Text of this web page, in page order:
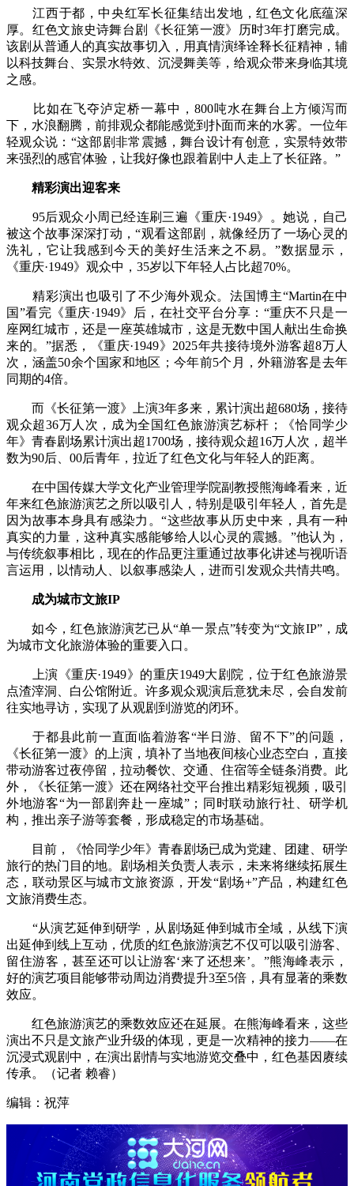
江西于都，中央红军长征集结出发地，红色文化底蕴深
厚。红色文旅史诗舞台剧《长征第一渡》历时3年打磨完成。
该剧从普通人的真实故事切入，用真情演绎诠释长征精神，辅
以科技舞台、实景水特效、沉浸舞美等，给观众带来身临其境
之感。
比如在飞夺泸定桥一幕中，800吨水在舞台上方倾泻而
下，水浪翻腾，前排观众都能感觉到扑面而来的水雾。一位年
轻观众说：“这部剧非常震撼，舞台设计有创意，实景特效带
来强烈的感官体验，让我好像也跟着剧中人走上了长征路。”
精彩演出迎客来
95后观众小周已经连刷三遍《重庆·1949》。她说，自己
被这个故事深深打动，“观看这部剧，就像经历了一场心灵的
洗礼，它让我感到今天的美好生活来之不易。”数据显示，
《重庆·1949》观众中，35岁以下年轻人占比超70%。
精彩演出也吸引了不少海外观众。法国博主“Martin在中
国”看完《重庆·1949》后，在社交平台分享：“重庆不只是一
座网红城市，还是一座英雄城市，这是无数中国人献出生命换
来的。”据悉，《重庆·1949》2025年共接待境外游客超8万人
次，涵盖50余个国家和地区；今年前5个月，外籍游客是去年
同期的4倍。
而《长征第一渡》上演3年多来，累计演出超680场，接待
观众超36万人次，成为全国红色旅游演艺标杆；《恰同学少
年》青春剧场累计演出超1700场，接待观众超16万人次，超半
数为90后、00后青年，拉近了红色文化与年轻人的距离。
在中国传媒大学文化产业管理学院副教授熊海峰看来，近
年来红色旅游演艺之所以吸引人，特别是吸引年轻人，首先是
因为故事本身具有感染力。“这些故事从历史中来，具有一种
真实的力量，这种真实感能够给人以心灵的震撼。”他认为，
与传统叙事相比，现在的作品更注重通过故事化讲述与视听语
言运用，以情动人、以叙事感染人，进而引发观众共情共鸣。
成为城市文旅IP
如今，红色旅游演艺已从“单一景点”转变为“文旅IP”，成
为城市文化旅游体验的重要入口。
上演《重庆·1949》的重庆1949大剧院，位于红色旅游景
点渣滓洞、白公馆附近。许多观众观演后意犹未尽，会自发前
往实地寻访，实现了从观剧到游览的闭环。
于都县此前一直面临着游客“半日游、留不下”的问题，
《长征第一渡》的上演，填补了当地夜间核心业态空白，直接
带动游客过夜停留，拉动餐饮、交通、住宿等全链条消费。此
外，《长征第一渡》还在网络社交平台推出精彩短视频，吸引
外地游客“为一部剧奔赴一座城”；同时联动旅行社、研学机
构，推出亲子游等套餐，形成稳定的市场基础。
目前，《恰同学少年》青春剧场已成为党建、团建、研学
旅行的热门目的地。剧场相关负责人表示，未来将继续拓展生
态，联动景区与城市文旅资源，开发“剧场+”产品，构建红色
文旅消费生态。
“从演艺延伸到研学，从剧场延伸到城市全域，从线下演
出延伸到线上互动，优质的红色旅游演艺不仅可以吸引游客、
留住游客，甚至还可以让游客‘来了还想来’。”熊海峰表示，
好的演艺项目能够带动周边消费提升3至5倍，具有显著的乘数
效应。
红色旅游演艺的乘数效应还在延展。在熊海峰看来，这些
演出不只是文旅产业升级的体现，更是一次精神的接力——在
沉浸式观剧中，在演出剧情与实地游览交叠中，红色基因赓续
传承。（记者 赖睿）
编辑：祝萍